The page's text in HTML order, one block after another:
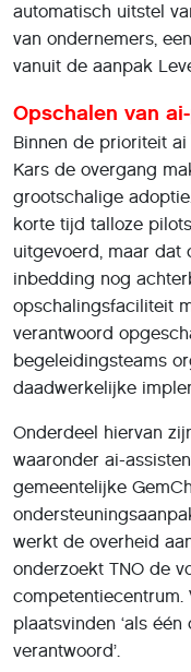
automatisch uitstel
van ondernemers,
vanuit de aanpak
Opschalen van
Binnen de prioriteit
Kars de overgang
grootschalige
korte tijd talloze
uitgevoerd, maar dat
inbedding nog
opschalingsfaciliteit
verantwoord
begeleidingsteams
daadwerkelijke
Onderdeel hiervan
waaronder ai-
gemeentelijke
werkt de overheid
onderzoekt TNO de
competentiecentrum.
plaatsvinden ‘als
verantwoord’.